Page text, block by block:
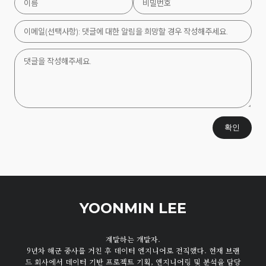
확인
YOONMIN LEE
계발하는 개발자.
9년차 해군 중사를 거친 후 데이터 엔지니어로 전직했다. 현재 브랜
드 회사에서 데이터 기반 프로젝트 기획, 엔지니어링 및 분석을 담당